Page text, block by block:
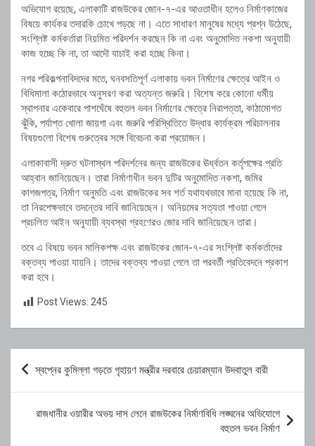
অভিযোগ রয়েছে, এলাকাটি রাজউকের জোন-৭-এর আওতাধীন হলেও নির্মাণকাজের
বিষয়ে কার্যকর তদারকি চোখে পড়ছে না। এতে সাধারণ মানুষের মধ্যে প্রশ্ন উঠেছে,
সংশ্লিষ্ট কর্মকর্তারা নিয়মিত পরিদর্শন করছেন কি না এবং অনুমোদিত নকশা অনুযায়ী
কাজ হচ্ছে কি না, তা আদৌ যাচাই করা হচ্ছে কিনা।
নগর পরিকল্পনাবিদদের মতে, ঘনবসতিপূর্ণ এলাকায় ভবন নির্মাণের ক্ষেত্রে আইন ও
বিধিমালা কঠোরভাবে অনুসরণ করা অত্যন্ত জরুরি। বিশেষ করে কোনো ধর্মীয়
স্থাপনার একেবারে পাশঘেঁষে বহুতল ভবন নির্মাণের ক্ষেত্রে নিরাপত্তা, কাঠামোগত
ঝুঁকি, পর্যাপ্ত খোলা জায়গা এবং জরুরি পরিস্থিতিতে উদ্ধার কার্যক্রম পরিচালনার
বিষয়গুলো বিশেষ গুরুত্বের সঙ্গে বিবেচনা করা প্রয়োজন।
এলাকাবাসী দ্রুত ঘটনাস্থল পরিদর্শনের জন্য রাজউকের ঊর্ধ্বতন কর্তৃপক্ষের প্রতি
আহ্বান জানিয়েছেন। তারা নির্মাণাধীন ভবন দুটির অনুমোদিত নকশা, জমির
কাগজপত্র, নির্মাণ অনুমতি এবং রাজউকের সব শর্ত যথাযথভাবে মানা হয়েছে কি না,
তা নিরপেক্ষভাবে তদন্তের দাবি জানিয়েছেন। অনিয়মের সত্যতা পাওয়া গেলে
প্রচলিত আইন অনুযায়ী ব্যবস্থা গ্রহণেরও জোর দাবি জানিয়েছেন তারা।
তবে এ বিষয়ে ভবন মালিকপক্ষ এবং রাজউকের জোন-৭-এর সংশ্লিষ্ট কর্মকর্তাদের
বক্তব্য পাওয়া যায়নি। তাদের বক্তব্য পাওয়া গেলে তা পরবর্তী প্রতিবেদনে প্রকাশ
করা হবে।
Post Views: 245
Post
navigation
স্বপ্নের কুমিল্লা গড়তে গৃহায়ণ মন্ত্রীর দরবারে চেয়ারম্যান উদবাতুল বারী
রাজধানীর ওয়ারীর অভয় দাস লেনে রাজউকের নির্মাণবিধি লঙ্ঘনের অভিযোগে
বহুতল ভবন নির্মাণ